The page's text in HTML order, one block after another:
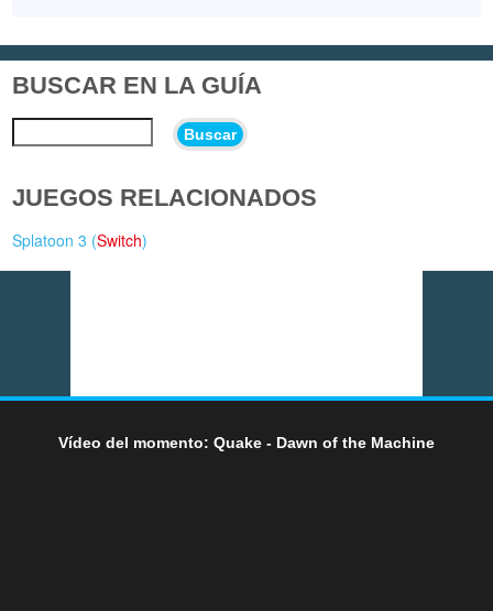
BUSCAR EN LA GUÍA
Buscar
JUEGOS RELACIONADOS
Splatoon 3 (Switch)
Vídeo del momento: Quake - Dawn of the Machine